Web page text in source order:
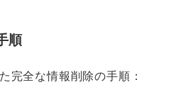
順
完全な情報削除の手順：